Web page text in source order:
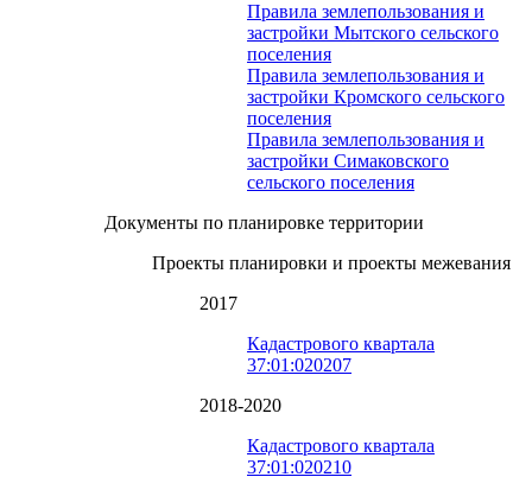
Правила землепользования и
застройки Мытского сельского
поселения
Правила землепользования и
застройки Кромского сельского
поселения
Правила землепользования и
застройки Симаковского
сельского поселения
Документы по планировке территории
Проекты планировки и проекты межевания
2017
Кадастрового квартала
37:01:020207
2018-2020
Кадастрового квартала
37:01:020210